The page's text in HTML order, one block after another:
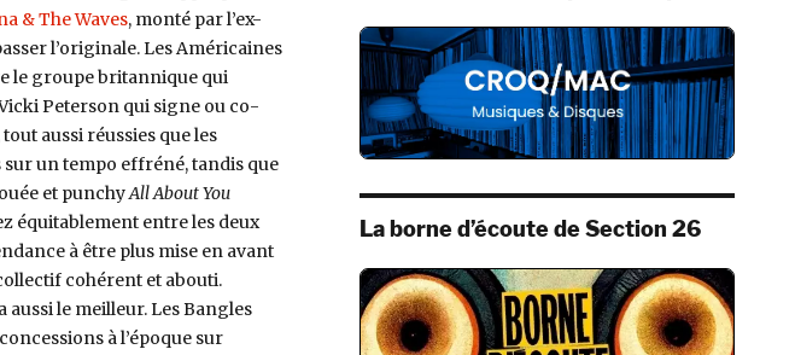
& The Waves, monté par l’ex-
l’originale. Les Américaines
le groupe britannique qui
Peterson qui signe ou co-
aussi réussies que les
un tempo effréné, tandis que
et punchyAll About You
équitablement entre les deux
à être plus mise en avant
cohérent et abouti.
le meilleur. Les Bangles
à l’époque sur
La borne d’écoute de Section 26